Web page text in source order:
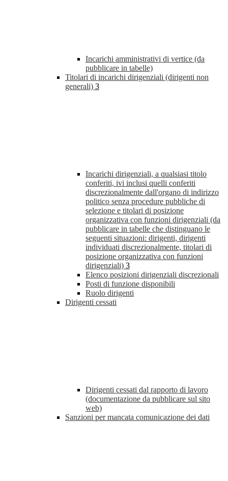
Incarichi amministrativi di vertice (da
pubblicare in tabelle)
Titolari di incarichi dirigenziali (dirigenti non
generali) 3
Incarichi dirigenziali, a qualsiasi titolo
conferiti, ivi inclusi quelli conferiti
discrezionalmente dall'organo di indirizzo
politico senza procedure pubbliche di
selezione e titolari di posizione
organizzativa con funzioni dirigenziali (da
pubblicare in tabelle che distinguano le
seguenti situazioni: dirigenti, dirigenti
individuati discrezionalmente, titolari di
posizione organizzativa con funzioni
dirigenziali) 3
Elenco posizioni dirigenziali discrezionali
Posti di funzione disponibili
Ruolo dirigenti
Dirigenti cessati
Dirigenti cessati dal rapporto di lavoro
(documentazione da pubblicare sul sito
web)
Sanzioni per mancata comunicazione dei dati